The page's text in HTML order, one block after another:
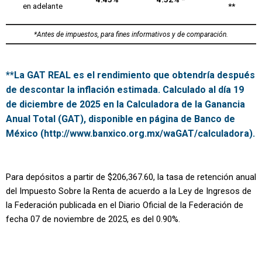
en adelante **
*Antes de impuestos, para fines informativos y de comparación.
**La GAT REAL es el rendimiento que obtendría después
de descontar la inflación estimada. Calculado al día 19
de diciembre de 2025 en la Calculadora de la Ganancia
Anual Total (GAT), disponible en página de Banco de
México (http://www.banxico.org.mx/waGAT/calculadora).
Para depósitos a partir de $206,367.60, la tasa de retención anual
del Impuesto Sobre la Renta de acuerdo a la Ley de Ingresos de
la Federación publicada en el Diario Oficial de la Federación de
fecha 07 de noviembre de 2025, es del 0.90%.